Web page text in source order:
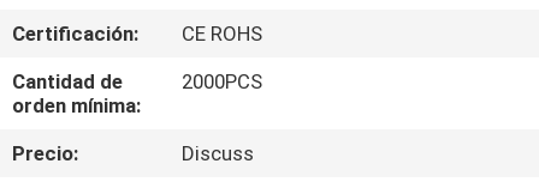
VIAJE
DE
LA
FÁBRICA
Certificación:
CE ROHS
Cantidad de
orden mínima:
2000PCS
Precio:
Discuss